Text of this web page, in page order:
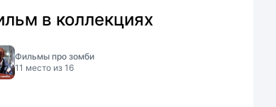
в коллекциях
Фильмы про зомби
11 место из 16